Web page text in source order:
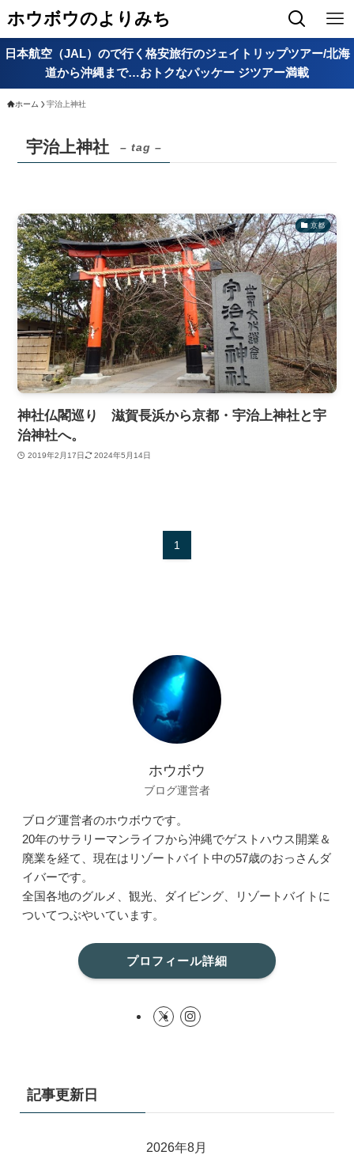
ホウボウのよりみち
日本航空（JAL）ので行く格安旅行のジェイトリップツアー/北海
道から沖縄まで…おトクなパッケー ジツアー満載
ホーム 宇治上神社
宇治上神社 – tag –
京都
神社仏閣巡り 滋賀長浜から京都・宇治上神社と宇
治神社へ。
2019年2月17日 2024年5月14日
1
ホウボウ
ブログ運営者
ブログ運営者のホウボウです。
20年のサラリーマンライフから沖縄でゲストハウス開業＆
廃業を経て、現在はリゾートバイト中の57歳のおっさんダ
イバーです。
全国各地のグルメ、観光、ダイビング、リゾートバイトに
ついてつぶやいています。
プロフィール詳細
記事更新日
2026年8月